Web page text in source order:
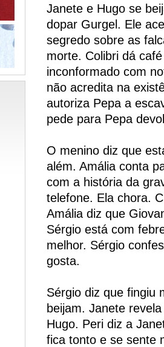
Janete e Hugo se
dopar Gurgel. Ele
segredo sobre as
morte. Colibri dá
inconformado com
não acredita na
autoriza Pepa a
pede para Pepa
O menino diz que
além. Amália conta
com a história da
telefone. Ela chora.
Amália diz que
Sérgio está com
melhor. Sérgio
gosta.
Sérgio diz que fingiu
beijam. Janete
Hugo. Peri diz a
fica tonto e se sente